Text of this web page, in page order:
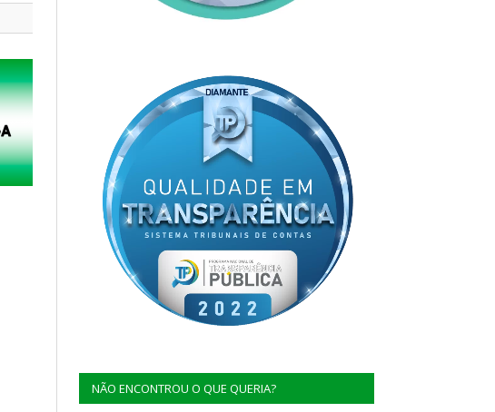
NÃO ENCONTROU O QUE QUERIA?